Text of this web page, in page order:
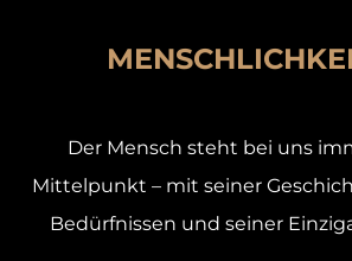
Der Mensch steht bei uns
Mittelpunkt – mit seiner
Bedürfnissen und seiner